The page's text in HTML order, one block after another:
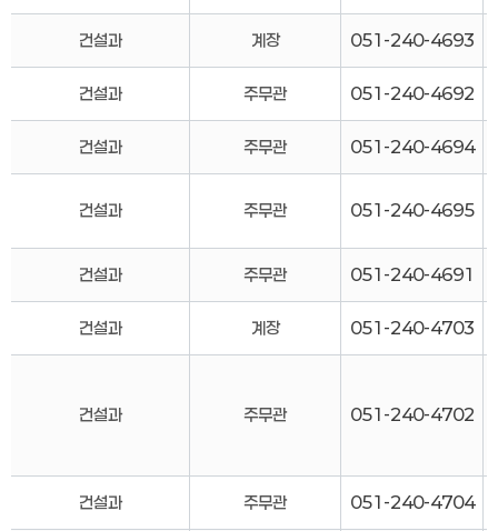
건설과 계장 051-240-4693
건설과 주무관 051-240-4692
건설과 주무관 051-240-4694
건설과 주무관 051-240-4695
건설과 주무관 051-240-4691
건설과 계장 051-240-4703
건설과 주무관 051-240-4702
건설과 주무관 051-240-4704